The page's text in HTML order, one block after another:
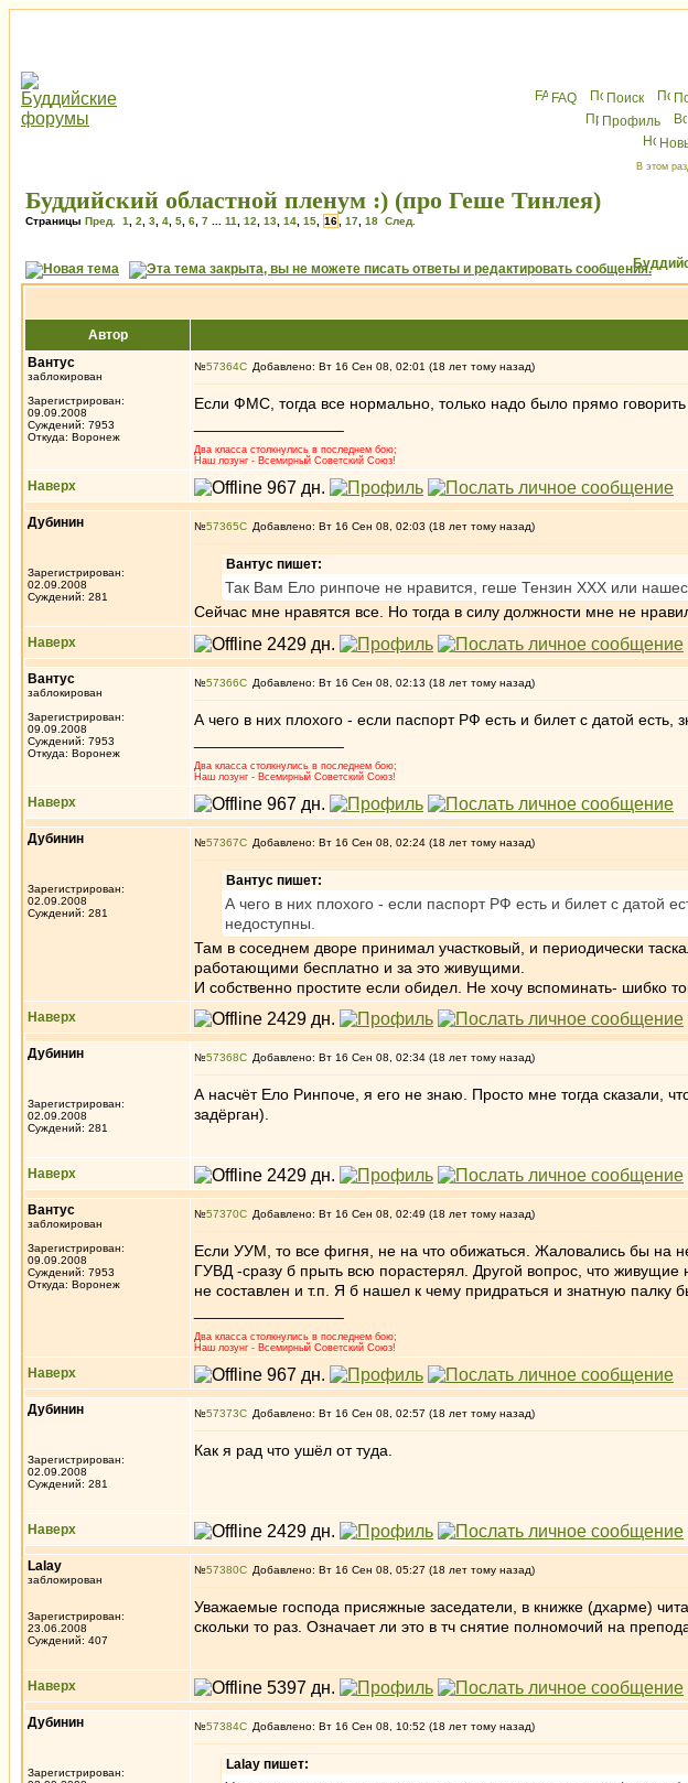
FAQ Поиск
Профиль
В этом
Буддийский областной пленум :) (про Геше Тинлея)
Страницы Пред. 1 2 3 4 5 6 7 11 12 13 14 15 16 17 18 След.
Автор
Вантус
заблокирован
Зарегистрирован:
09.09.2008
Суждений: 7953
Откуда: Воронеж
№57364 Добавлено: Вт 16 Сен 08, 02:01 (18 лет тому назад)
Если ФМС, тогда все нормально, только надо было прямо
Два класса столкнулись в последнем бою;
Наш лозунг - Всемирный Советский Союз!
Наверх
Дубинин
Зарегистрирован:
02.09.2008
Суждений: 281
№57365 Добавлено: Вт 16 Сен 08, 02:03 (18 лет тому назад)
Вантус пишет:
Так Вам Ело ринпоче не нравится, геше Тензин XXX или
Сейчас мне нравятся все. Но тогда в силу должности мне не
Наверх
Вантус
заблокирован
Зарегистрирован:
09.09.2008
Суждений: 7953
Откуда: Воронеж
№57366 Добавлено: Вт 16 Сен 08, 02:13 (18 лет тому назад)
А чего в них плохого - если паспорт РФ есть и билет с датой
Два класса столкнулись в последнем бою;
Наш лозунг - Всемирный Советский Союз!
Наверх
Дубинин
Зарегистрирован:
02.09.2008
Суждений: 281
№57367 Добавлено: Вт 16 Сен 08, 02:24 (18 лет тому назад)
Вантус пишет:
А чего в них плохого - если паспорт РФ есть и билет с датой
недоступны.
Там в соседнем дворе принимал участковый, и периодически
работающими бесплатно и за это живущими.
И собственно простите если обидел. Не хочу вспоминать- шибко
Наверх
Дубинин
Зарегистрирован:
02.09.2008
Суждений: 281
№57368 Добавлено: Вт 16 Сен 08, 02:34 (18 лет тому назад)
А насчёт Ело Ринпоче, я его не знаю. Просто мне тогда сказали,
задёрган).
Наверх
Вантус
заблокирован
Зарегистрирован:
09.09.2008
Суждений: 7953
Откуда: Воронеж
№57370 Добавлено: Вт 16 Сен 08, 02:49 (18 лет тому назад)
Если УУМ, то все фигня, не на что обижаться. Жаловались бы на
ГУВД -сразу б прыть всю порастерял. Другой вопрос, что
не составлен и т.п. Я б нашел к чему придраться и знатную палку
Два класса столкнулись в последнем бою;
Наш лозунг - Всемирный Советский Союз!
Наверх
Дубинин
Зарегистрирован:
02.09.2008
Суждений: 281
№57373 Добавлено: Вт 16 Сен 08, 02:57 (18 лет тому назад)
Как я рад что ушёл от туда.
Наверх
Lalay
заблокирован
Зарегистрирован:
23.06.2008
Суждений: 407
№57380 Добавлено: Вт 16 Сен 08, 05:27 (18 лет тому назад)
Уважаемые господа присяжные заседатели, в книжке (дхарме)
скольки то раз. Означает ли это в тч снятие полномочий на
Наверх
Дубинин
Зарегистрирован:
№57384 Добавлено: Вт 16 Сен 08, 10:52 (18 лет тому назад)
Lalay пишет: